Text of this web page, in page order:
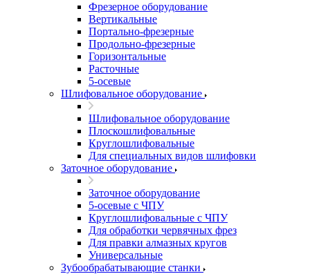
Фрезерное оборудование
Вертикальные
Портально-фрезерные
Продольно-фрезерные
Горизонтальные
Расточные
5-осевые
Шлифовальное оборудование
Шлифовальное оборудование
Плоскошлифовальные
Круглошлифовальные
Для специальных видов шлифовки
Заточное оборудование
Заточное оборудование
5-осевые с ЧПУ
Круглошлифовальные с ЧПУ
Для обработки червячных фрез
Для правки алмазных кругов
Универсальные
Зубообрабатывающие станки